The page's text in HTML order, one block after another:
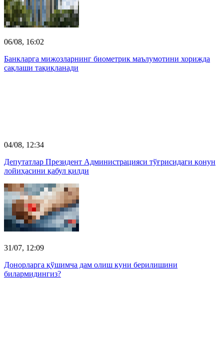
06/08, 16:02
Банкларга мижозларнинг биометрик маълумотини хорижда
сақлаши тақиқланади
04/08, 12:34
Депутатлар Президент Администрацияси тўғрисидаги қонун
лойиҳасини қабул қилди
31/07, 12:09
Донорларга қўшимча дам олиш куни берилишини
билармидингиз?